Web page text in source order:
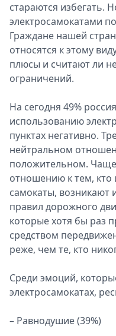
стараются избегать.
электросамокатами
Граждане нашей
относятся к этому
плюсы и считают ли
ограничений.
На сегодня 49%
использованию
пунктах негативно.
нейтральном
положительном.
отношению к тем, кто
самокаты, возникают
правил дорожного
которые хотя бы раз
средством
реже, чем те, кто
Среди эмоций,
электросамокатах,
– Равнодушие (39%)